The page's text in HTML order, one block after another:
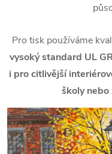
Pro tisk používáme
vysoký standard UL
i pro citlivější
školy